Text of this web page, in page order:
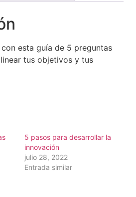
esta guía de 5 preguntas
tus objetivos y tus
5 pasos para desarrollar la
innovación
julio 28, 2022
Entrada similar